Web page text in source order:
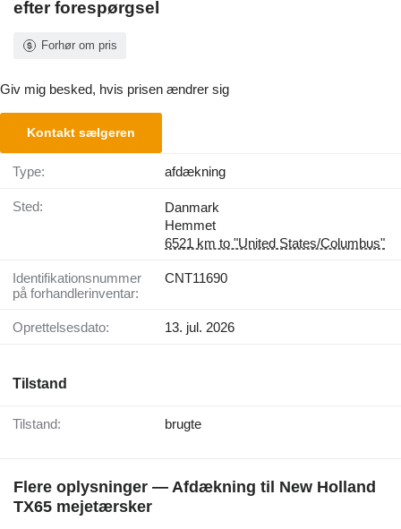
efter forespørgsel
Forhør om pris
Giv mig besked, hvis prisen ændrer sig
Kontakt sælgeren
Type: afdækning
Sted:
Danmark
Hemmet
6521 km to "United States/Columbus"
Identifikationsnummer
på forhandlerinventar:
CNT11690
Oprettelsesdato: 13. jul. 2026
Tilstand
Tilstand: brugte
Flere oplysninger — Afdækning til New Holland
TX65 mejetærsker